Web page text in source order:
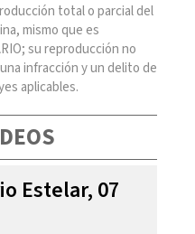
total o parcial del
mismo que es
su reproducción no
infracción y un delito de
aplicables.
Estelar, 07